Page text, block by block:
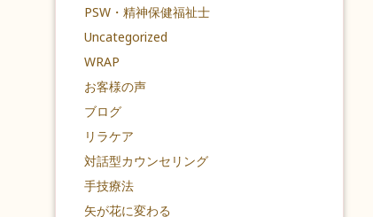
PSW・精神保健福祉士
Uncategorized
WRAP
お客様の声
ブログ
リラケア
対話型カウンセリング
手技療法
矢が花に変わる